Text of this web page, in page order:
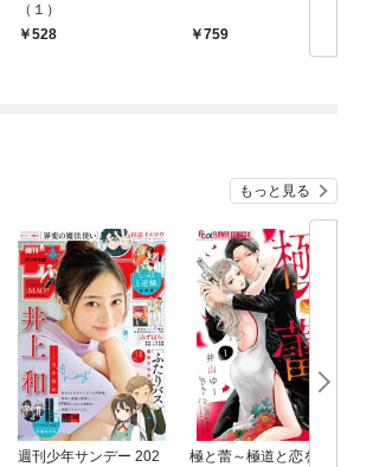
（１）
528
759
もっと見る
週刊少年サンデー 202
極と蕾～極道と恋を知